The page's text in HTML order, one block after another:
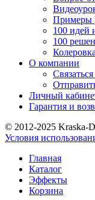
Примеры
100 идей
100
О компании
Личный
Гарантия и
© 2012-2025 Kraska-
Условия
Главная
Каталог
Эффекты
Корзина